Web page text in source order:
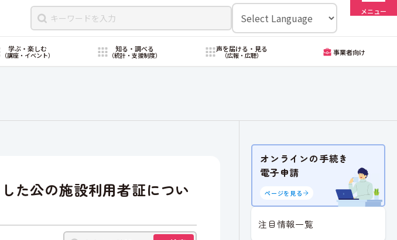
メニュー
学ぶ・楽しむ
（講座・イベント）
知る・調べる
（統計・支援制度）
声を届ける・見る
（広報・広聴） 事業者向け
た公の施設利用者証につい
オンラインの手続き
電子申請
ページを見る
注目情報一覧